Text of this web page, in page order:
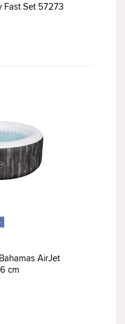
Fast Set 57273
AirJet
cm